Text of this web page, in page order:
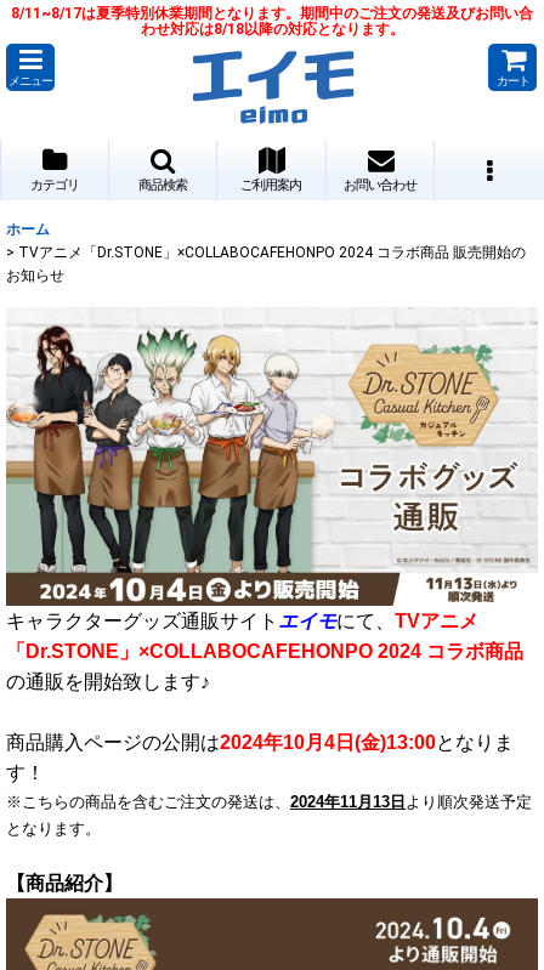
8/11~8/17は夏季特別休業期間となります。期間中のご注文の発送及びお問い合
わせ対応は8/18以降の対応となります。
メニュー カート
カテゴリ 商品検索 ご利用案内 お問い合わせ
ホーム
> TVアニメ「Dr.STONE」×COLLABOCAFEHONPO 2024 コラボ商品 販売開始の
お知らせ
キャラクターグッズ通販サイト エイモにて、 TVアニメ
「Dr.STONE」×COLLABOCAFEHONPO 2024 コラボ商品
の通販を開始致します♪
商品購入ページの公開は2024年10月4日(金)13:00となりま
す！
※こちらの商品を含むご注文の発送は、 2024年11月13日 より順次発送予定
となります。
【商品紹介】